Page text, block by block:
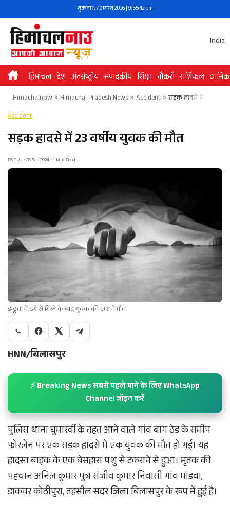
to
content
शुक्रवार, 7 अगस्त 2026 | 9:55:42 pm
India
हिमांचल देश अंतर्राष्ट्रीय संपादकीय शिक्षा नौकरी राशिफल धार्मिक
Himachalnow» Himachal Pradesh News» Accident» सड़क हादसे में 23
Accident
सड़क हादसे में 23 वर्षीय युवक की मौत
PARUL • 28 Sep 2024 • 1 Min Read
झंडूता में डंगे से गिरने के बाद युवक की एम्स में मौत
HNN/बिलासपुर
⚡ Breaking News सबसे पहले पाने के लिए WhatsApp
Channel जॉइन करें
पुलिस थाना घुमारवीं के तहत आने वाले गांव बाग ठेड़ के समीप
फोरलेन पर एक सड़क हादसे में एक युवक की मौत हो गई। यह
हादसा बाइक के एक बेसहारा पशु से टकराने से हुआ। मृतक की
पहचान अनिल कुमार पुत्र संजीव कुमार निवासी गांव मांडवा,
डाकघर कोठीपुरा, तहसील सदर जिला बिलासपुर के रूप में हुई है।